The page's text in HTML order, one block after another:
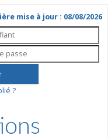
mise à jour : 08/08/2026
?